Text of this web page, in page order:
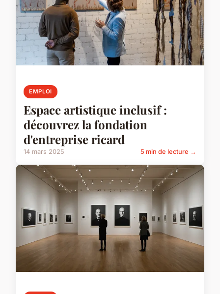
EMPLOI
Espace artistique inclusif :
découvrez la fondation
d'entreprise ricard
14 mars 2025 5 min de lecture →